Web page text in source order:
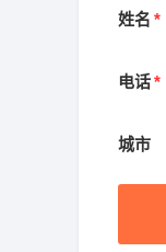
姓名
电话
城市